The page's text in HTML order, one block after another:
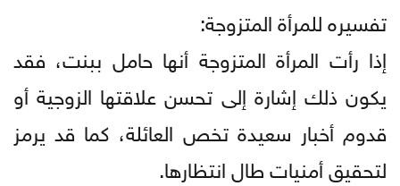
تفسيره للمرأة المتزوجة:
إذا رأت المرأة المتزوجة أنها حامل ببنت، فقد
يكون ذلك إشارة إلى تحسن علاقتها الزوجية أو
قدوم أخبار سعيدة تخص العائلة، كما قد يرمز
لتحقيق أمنيات طال انتظارها.